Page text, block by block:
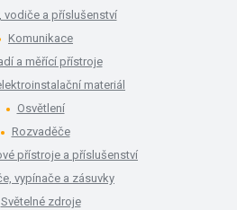
vodiče a příslušenství
Komunikace
a měřící přístroje
materiál
Osvětlení
Rozvaděče
přístroje a příslušenství
vypínače a zásuvky
Světelné zdroje